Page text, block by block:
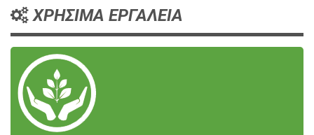
ΧΡΗΣΙΜΑ ΕΡΓΑΛΕΙΑ